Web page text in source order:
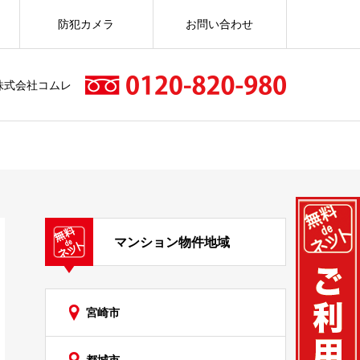
会社コムレ
防犯カメラ お問い合わせ
マンション物件地域
宮崎市